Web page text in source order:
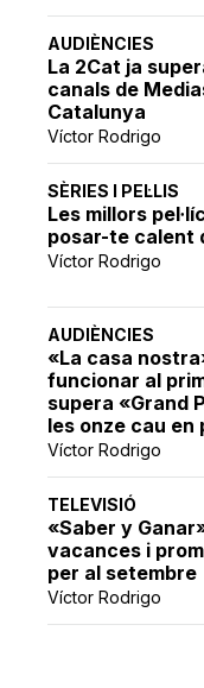
AUDIÈNCIES
La 2Cat ja
canals de
Catalunya
Víctor Rodrigo
SÈRIES I PEL·LIS
Les millors
posar-te calent
Víctor Rodrigo
AUDIÈNCIES
«La casa
funcionar al
supera «Grand
les onze cau en
Víctor Rodrigo
TELEVISIÓ
«Saber y
vacances i
per al setembre
Víctor Rodrigo